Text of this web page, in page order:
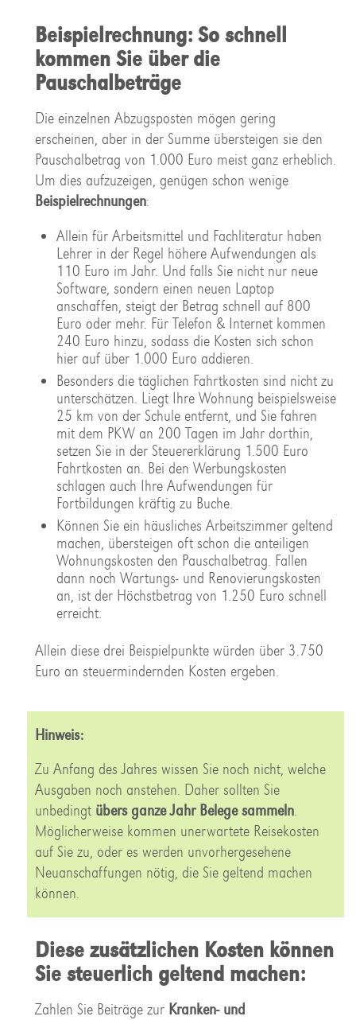
Beispielrechnung: So schnell
kommen Sie über die
Pauschalbeträge
Die einzelnen Abzugsposten mögen gering
erscheinen, aber in der Summe übersteigen sie den
Pauschalbetrag von 1.000 Euro meist ganz erheblich.
Um dies aufzuzeigen, genügen schon wenige
Beispielrechnungen:
Allein für Arbeitsmittel und Fachliteratur haben
Lehrer in der Regel höhere Aufwendungen als
110 Euro im Jahr. Und falls Sie nicht nur neue
Software, sondern einen neuen Laptop
anschaffen, steigt der Betrag schnell auf 800
Euro oder mehr. Für Telefon & Internet kommen
240 Euro hinzu, sodass die Kosten sich schon
hier auf über 1.000 Euro addieren.
Besonders die täglichen Fahrtkosten sind nicht zu
unterschätzen. Liegt Ihre Wohnung beispielsweise
25 km von der Schule entfernt, und Sie fahren
mit dem PKW an 200 Tagen im Jahr dorthin,
setzen Sie in der Steuererklärung 1.500 Euro
Fahrtkosten an. Bei den Werbungskosten
schlagen auch Ihre Aufwendungen für
Fortbildungen kräftig zu Buche.
Können Sie ein häusliches Arbeitszimmer geltend
machen, übersteigen oft schon die anteiligen
Wohnungskosten den Pauschalbetrag. Fallen
dann noch Wartungs- und Renovierungskosten
an, ist der Höchstbetrag von 1.250 Euro schnell
erreicht.
Allein diese drei Beispielpunkte würden über 3.750
Euro an steuermindernden Kosten ergeben.
Hinweis:
Zu Anfang des Jahres wissen Sie noch nicht, welche
Ausgaben noch anstehen. Daher sollten Sie
unbedingt übers ganze Jahr Belege sammeln.
Möglicherweise kommen unerwartete Reisekosten
auf Sie zu, oder es werden unvorhergesehene
Neuanschaffungen nötig, die Sie geltend machen
können.
Diese zusätzlichen Kosten können
Sie steuerlich geltend machen:
Zahlen Sie Beiträge zur Kranken- und